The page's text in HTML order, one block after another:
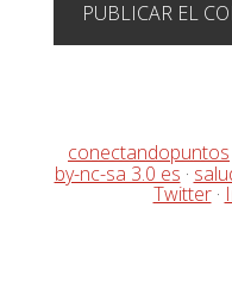
conectandopuntos
by-nc-sa 3.0 es ·
Twitter·